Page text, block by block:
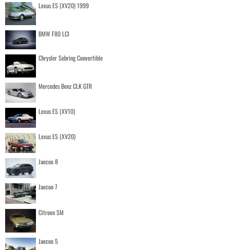
Lexus ES (XV20) 1999
BMW F80 LCI
Chrysler Sebring Convertible
Mercedes Benz CLK GTR
Lexus ES (XV10)
Lexus ES (XV20)
Jaecoo 8
Jaecoo 7
Citroen SM
Jaecoo 5